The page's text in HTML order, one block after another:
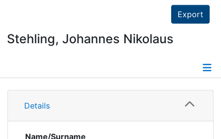
Export
Stehling, Johannes Nikolaus
Details
Details
Name/Surname